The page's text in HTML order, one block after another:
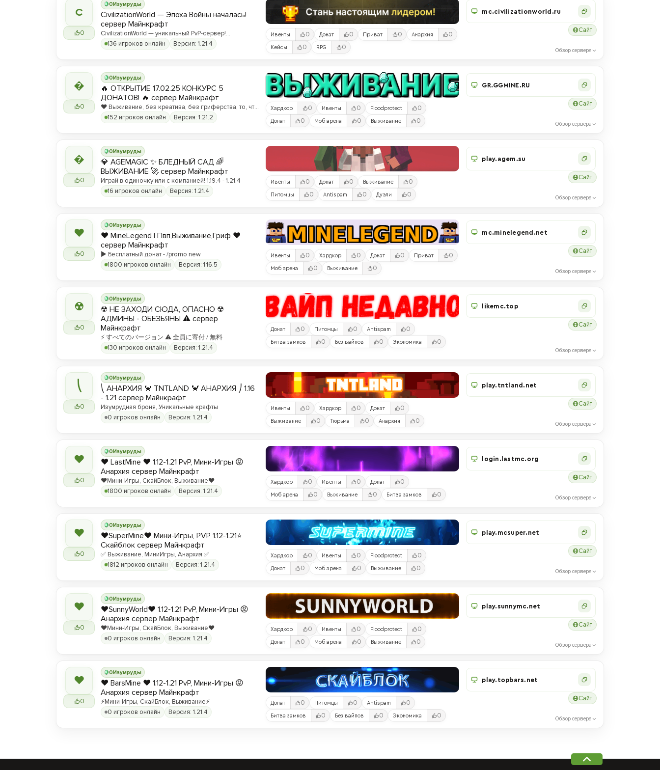
C
0
0Изумруды
CivilizationWorld — Эпоха Войны началась!
сервер Майнкрафт
CivilizationWorld — уникальный PvP-сервер!
Присоединяйся и стань частью эпического
противостояния между Альвами и Йотунами!
136 игроков онлайн Версия: 1.21.4
Ивенты 0 Донат 0 Приват 0 Анархия 0
Кейсы 0 RPG 0
mc.civilizationworld.ru
Сайт
Обзор сервера

0
0Изумруды
🔥 ОТКРЫТИЕ 17.02.25 КОНКУРС 5
ДОНАТОВ! 🔥 сервер Майнкрафт
❤️ Выживание, без креатива, без гриферства, то, что
вы любите! ❤️
152 игроков онлайн Версия: 1.21.2
Хардкор 0 Ивенты 0 Floodprotect 0
Донат 0 Моб арена 0 Выживание 0
GR.GGMINE.RU
Сайт
Обзор сервера

0
0Изумруды
💎 AGEMAGIC ✨ БЛЕДНЫЙ САД 🌈
ВЫЖИВАНИЕ 🚀 сервер Майнкрафт
Играй в одиночку или с компанией! 1.19.4 - 1.21.4
16 игроков онлайн
Версия: 1.21.4
Ивенты 0 Донат 0 Выживание 0
Питомцы 0 Antispam 0 Дуэли 0
play.agem.su
Сайт
Обзор сервера
❤
0
0Изумруды
❤️ MineLegend | Пвп,Выживание,Гриф ❤️
сервер Майнкрафт
▶️ Бесплатный донат - /promo new
1800 игроков онлайн
Версия: 1.16.5
Ивенты 0 Хардкор 0 Донат 0 Приват 0
Моб арена 0 Выживание 0
mc.minelegend.net
Сайт
Обзор сервера
☢
0
0Изумруды
☢ НЕ ЗАХОДИ СЮДА, ОПАСНО ☢
АДМИНЫ - ОБЕЗЬЯНЫ ⚠ сервер
Майнкрафт
⚡ すべてのバージョン ⚠ 全員に寄付 / 無料
130 игроков онлайн
Версия: 1.21.4
Донат 0 Питомцы 0 Antispam 0
Битва замков 0 Без вайпов 0 Экономика 0
likemc.top
Сайт
Обзор сервера
⎝
0
0Изумруды
⎝ АНАРХИЯ 🦀 TNTLAND 🦀 АНАРХИЯ ⎠ 1.16
- 1.21 сервер Майнкрафт
Изумрудная броня, Уникальные крафты
0 игроков онлайн
Версия: 1.21.4
Ивенты 0 Хардкор 0 Донат 0
Выживание 0 Тюрьма 0 Анархия 0
play.tntland.net
Сайт
Обзор сервера
❤
0
0Изумруды
❤️ LastMine ❤️ 1.12-1.21 PvP, Мини-Игры 😡
Анархия сервер Майнкрафт
❤️Мини-Игры, СкайБлок, Выживание❤️
1800 игроков онлайн
Версия: 1.21.4
Хардкор 0 Ивенты 0 Донат 0
Моб арена 0 Выживание 0 Битва замков 0
login.lastmc.org
Сайт
Обзор сервера
❤
0
0Изумруды
❤️SuperMine❤️ Мини-Игры, PVP 1.12-1.21⭐
Скайблок сервер Майнкрафт
✅ Выживание, МиниИгры, Анархия ✅
1812 игроков онлайн
Версия: 1.21.4
Хардкор 0 Ивенты 0 Floodprotect 0
Донат 0 Моб арена 0 Выживание 0
play.mcsuper.net
Сайт
Обзор сервера
❤
0
0Изумруды
❤️SunnyWorld❤️ 1.12-1.21 PvP, Мини-Игры 😡
Анархия сервер Майнкрафт
❤️Мини-Игры, СкайБлок, Выживание❤️
0 игроков онлайн
Версия: 1.21.4
Хардкор 0 Ивенты 0 Floodprotect 0
Донат 0 Моб арена 0 Выживание 0
play.sunnymc.net
Сайт
Обзор сервера
❤
0
0Изумруды
❤️ BarsMine ❤️ 1.12-1.21 PvP, Мини-Игры 😡
Анархия сервер Майнкрафт
⚡Мини-Игры, СкайБлок, Выживание⚡
0 игроков онлайн
Версия: 1.21.4
Донат 0 Питомцы 0 Antispam 0
Битва замков 0 Без вайпов 0 Экономика 0
play.topbars.net
Сайт
Обзор сервера